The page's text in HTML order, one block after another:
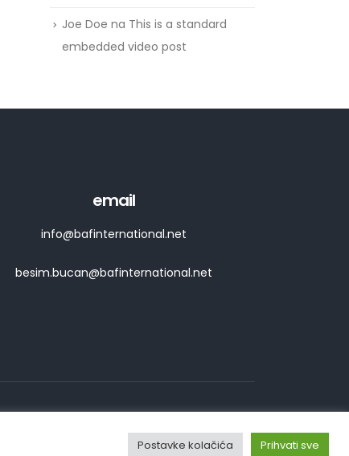
Joe Doe na This is a standard
embedded video post
email
info@bafinternational.net
besim.bucan@bafinternational.net
Postavke kolačića Prihvati sve